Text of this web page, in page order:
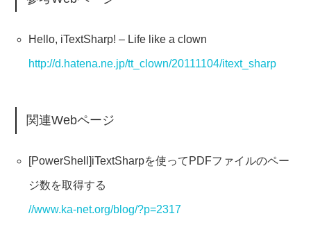
Hello, iTextSharp! – Life like a clown
http://d.hatena.ne.jp/tt_clown/20111104/itext_sharp
関連Webページ
[PowerShell]iTextSharpを使ってPDFファイルのペー
ジ数を取得する
//www.ka-net.org/blog/?p=2317